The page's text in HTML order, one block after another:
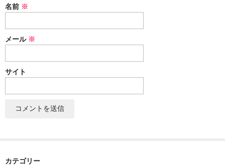
パーツ
アウトレット
名前 ※
メール ※
サイト
カテゴリー